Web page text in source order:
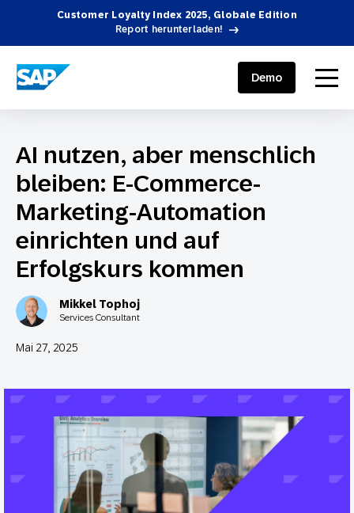
Customer Loyalty Index 2025, Globale Edition
Report herunterladen!
SAP ENGAGEMENT CLOUD menu
Demo
AI nutzen, aber menschlich
bleiben: E-Commerce-
Marketing-Automation
einrichten und auf
Erfolgskurs kommen
Mikkel Tophoj
Services Consultant
Mai 27, 2025